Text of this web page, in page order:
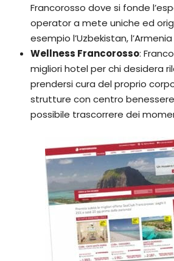
Francorosso dove si fonde
operator a mete uniche ed
esempio l’Uzbekistan, l’Armenia
Wellness Francorosso:
migliori hotel per chi desidera
prendersi cura del proprio
strutture con centro benessere
possibile trascorrere dei